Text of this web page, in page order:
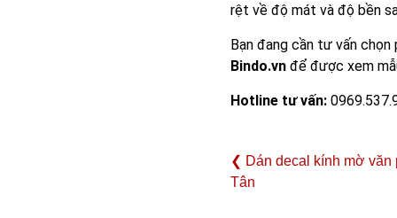
rệt về độ mát và độ bền
Bạn đang cần tư vấn chọn
Bindo.vn để được xem
Hotline tư vấn:
❮ Dán decal kính mờ văn
Tân